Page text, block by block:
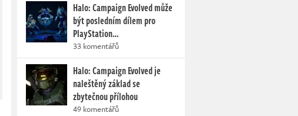
Halo: Campaign Evolved může
být posledním dílem pro
PlayStation…
33 komentářů
Halo: Campaign Evolved je
naleštěný základ se
zbytečnou přílohou
49 komentářů